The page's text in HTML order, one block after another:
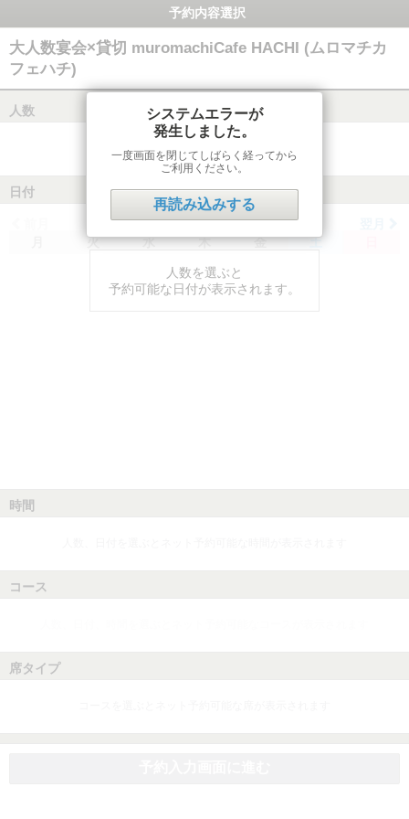
予約内容選択
大人数宴会×貸切 muromachiCafe HACHI (ムロマチカ
フェハチ)
人数
日付
火 水 木 金 土
人数を選ぶと
予約可能な日付が表示されます。
時間
コース
席タイプ
システムエラーが
発生しました。
一度画面を閉じてしばらく経ってから
ご利用ください。
再読み込みする